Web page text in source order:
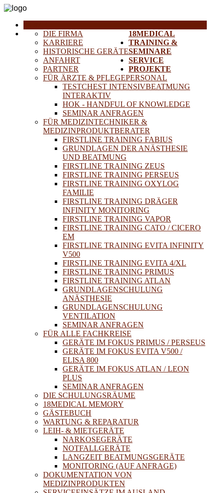
18MEDICAL
DIE FIRMA
KARRIERE
HISTORISCHE GERÄTE
ANFAHRT
PARTNER
TRAINING &
SEMINARE
FÜR ÄRZTE & PFLEGEPERSONAL
TESTCHEST INTENSIVBEATMUNG
INTERAKTIV
HOK - HANDFUL OF KNOWLEDGE
SEMINAR ANFRAGEN
FÜR MEDIZINTECHNIKER &
MEDIZINPRODUKTBERATER
FIRSTLINE TRAINING FABIUS
GRUNDLAGEN DER ANÄSTHESIE
UND BEATMUNG
FIRSTLINE TRAINING ZEUS
FIRSTLINE TRAINING PERSEUS
FIRSTLINE TRAINING OXYLOG
FAMILIE
FIRSTLINE TRAINING DRÄGER
INFINITY MONITORING
FIRSTLINE TRAINING VAPOR
FIRSTLINE TRAINING CATO / CICERO
EM
FIRSTLINE TRAINING EVITA INFINITY
V500
FIRSTLINE TRAINING EVITA 4/XL
FIRSTLINE TRAINING PRIMUS
FIRSTLINE TRAINING ATLAN
GRUNDLAGENSCHULUNG
ANÄSTHESIE
GRUNDLAGENSCHULUNG
VENTILATION
SEMINAR ANFRAGEN
FÜR ALLE FACHKREISE
GERÄTE IM FOKUS PRIMUS / PERSEUS
GERÄTE IM FOKUS EVITA V500 /
ELISA 800
GERÄTE IM FOKUS ATLAN / LEON
PLUS
SEMINAR ANFRAGEN
DIE SCHULUNGSRÄUME
18MEDICAL MEMORY
GÄSTEBUCH
SERVICE
WARTUNG & REPARATUR
LEIH- & MIETGERÄTE
NARKOSEGERÄTE
NOTFALLGERÄTE
LANGZEIT BEATMUNGSGERÄTE
MONITORING (AUF ANFRAGE)
DOKUMENTATION VON
MEDIZINPRODUKTEN
PROJEKTE